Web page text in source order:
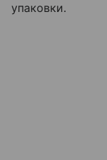
упаковки.